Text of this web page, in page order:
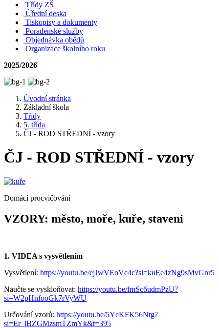
Třídy ZŠ
Úřední deska
Tiskopisy a dokumenty
Poradenské služby
Objednávka obědů
Organizace školního roku
2025/2026
Úvodní stránka
Základní škola
Třídy
5. třída
ČJ - ROD STŘEDNÍ - vzory
ČJ - ROD STŘEDNÍ - vzory
Domácí procvičování
VZORY: město, moře, kuře, stavení
1. VIDEA s vysvětlením
Vysvětlení: https://youtu.be/ejJwVEoVc4c?si=kuEe4zNg9sMvGnr5
Naučte se vyskloňovat: https://youtu.be/fmSc6udmPzU?
si=W2pHnfooGk7rVyWU
Určování vzorů: https://youtu.be/5YcKFK56Ntg?
si=Er_lBZGMzsmTZmYk&t=395